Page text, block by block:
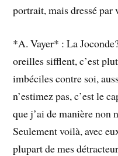
portrait, mais dressé par
*A. Vayer* : La
oreilles sifflent, c’est
imbéciles contre soi,
n’estimez pas, c’est le
que j’ai de manière non
Seulement voilà, avec
plupart de mes